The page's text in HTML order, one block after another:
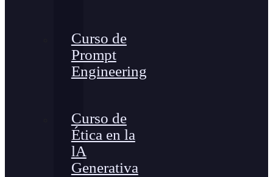
Curso de
Prompt
Engineering
Curso de
Ética en la
lA
Generativa